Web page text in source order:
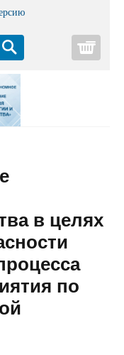
в целях
по